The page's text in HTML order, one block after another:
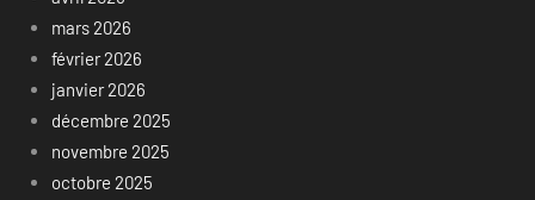
mars 2026
février 2026
janvier 2026
décembre 2025
novembre 2025
octobre 2025